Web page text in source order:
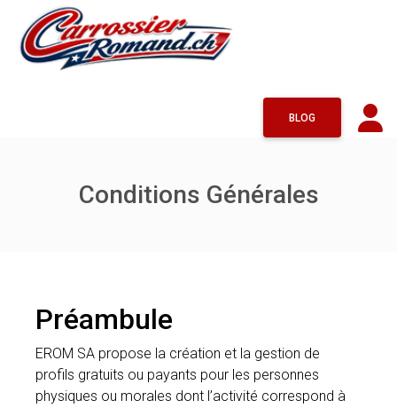
BLOG
Conditions Générales
Préambule
EROM SA propose la création et la gestion de
profils gratuits ou payants pour les personnes
physiques ou morales dont l’activité correspond à